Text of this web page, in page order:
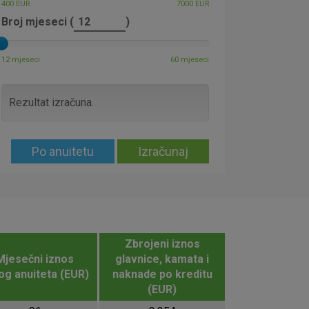
400 EUR 7000 EUR
Broj mjeseci ( )
12 mjeseci 60 mjeseci
Rezultat izračuna.
Po anuitetu Izračunaj
iznos
anuiteta (EUR)
Zbrojeni iznos
glavnice, kamata i
naknade po kreditu
(EUR)
stranice i ne mogu se
kao odgovor na vaše
su postavke kolačića. Svoj
identificirati.